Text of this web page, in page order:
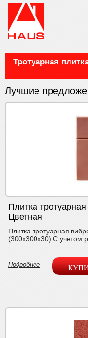
Перейти к основному
Тротуарная
Лучшие
Плитка
Цветная
Плитка тротуарная
(300х300х30) С учетом
Подробнее